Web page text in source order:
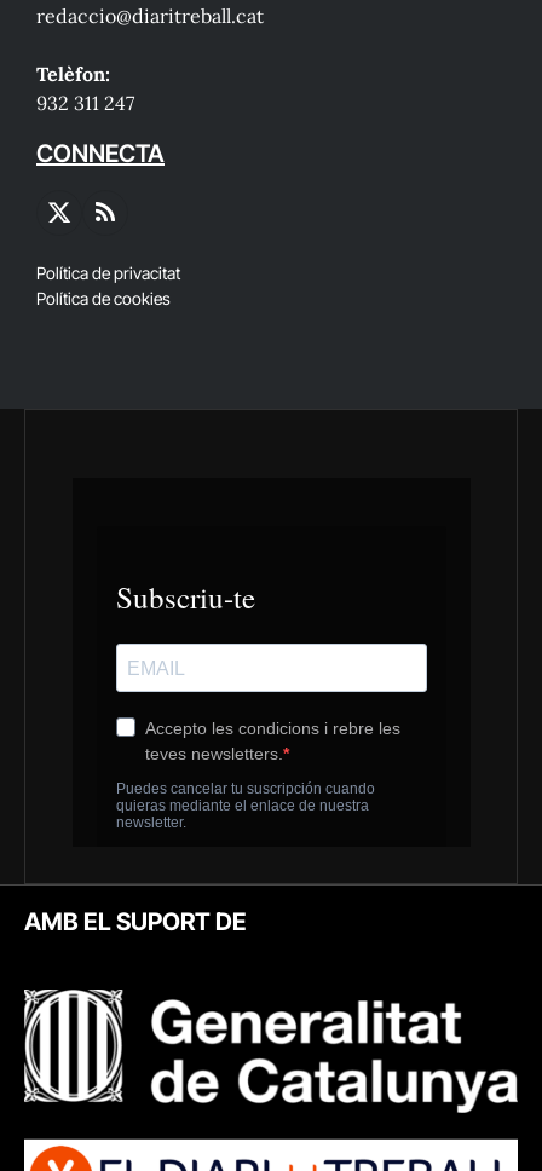
redaccio@diaritreball.cat
Telèfon:
932 311 247
CONNECTA
X
RSS
Política de privacitat
Política de cookies
AMB EL SUPORT DE